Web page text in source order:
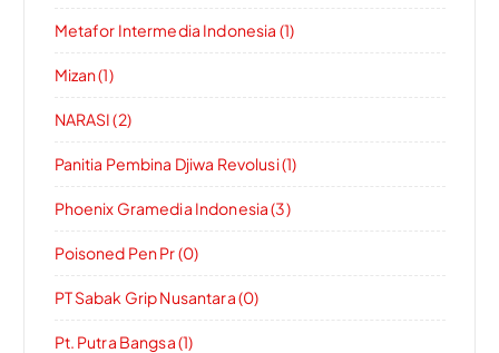
Metafor Intermedia Indonesia (1)
Mizan (1)
NARASI (2)
Panitia Pembina Djiwa Revolusi (1)
Phoenix Gramedia Indonesia (3)
Poisoned Pen Pr (0)
PT Sabak Grip Nusantara (0)
Pt. Putra Bangsa (1)